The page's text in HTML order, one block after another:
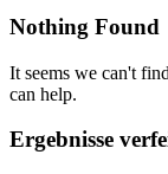
Nothing Found
It seems we can't
can help.
Ergebnisse